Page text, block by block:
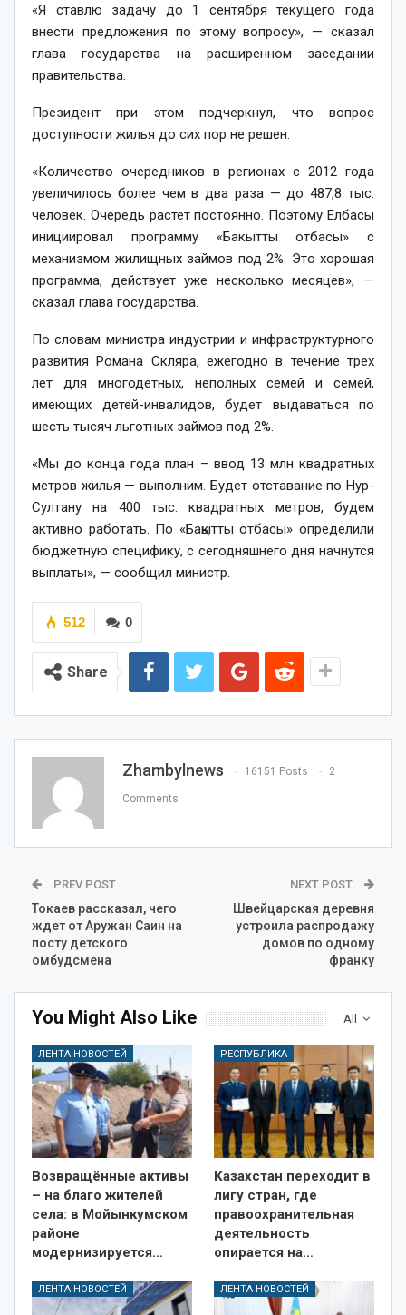
«Я ставлю задачу до 1 сентября текущего года
внести предложения по этому вопросу», — сказал
глава государства на расширенном заседании
правительства.
Президент при этом подчеркнул, что вопрос
доступности жилья до сих пор не решен.
«Количество очередников в регионах с 2012 года
увеличилось более чем в два раза — до 487,8 тыс.
человек. Очередь растет постоянно. Поэтому Елбасы
инициировал программу «Бакытты отбасы» с
механизмом жилищных займов под 2%. Это хорошая
программа, действует уже несколько месяцев», —
сказал глава государства.
По словам министра индустрии и инфраструктурного
развития Романа Скляра, ежегодно в течение трех
лет для многодетных, неполных семей и семей,
имеющих детей-инвалидов, будет выдаваться по
шесть тысяч льготных займов под 2%.
«Мы до конца года план – ввод 13 млн квадратных
метров жилья — выполним. Будет отставание по Нур-
Султану на 400 тыс. квадратных метров, будем
активно работать. По «Бақытты отбасы» определили
бюджетную специфику, с сегодняшнего дня начнутся
выплаты», — сообщил министр.
0
512
Share
Zhambylnews 16151 Posts 2
Comments
PREV POST
Токаев рассказал, чего
ждет от Аружан Саин на
посту детского
омбудсмена
NEXT POST
Швейцарская деревня
устроила распродажу
домов по одному
франку
All
You Might Also Like
ЛЕНТА НОВОСТЕЙ
Возвращённые активы
– на благо жителей
села: в Мойынкумском
районе
модернизируется…
РЕСПУБЛИКА
Казахстан переходит в
лигу стран, где
правоохранительная
деятельность
опирается на…
ЛЕНТА НОВОСТЕЙ ЛЕНТА НОВОСТЕЙ